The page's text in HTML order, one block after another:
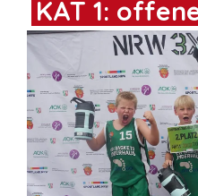
KAT 1: